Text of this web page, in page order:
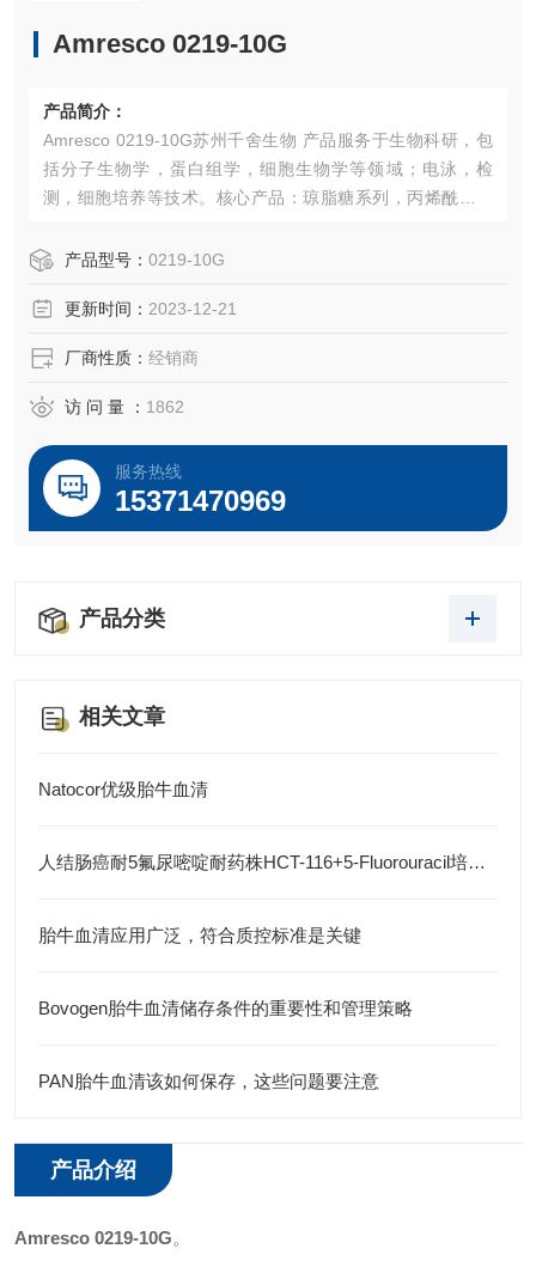
Amresco 0219-10G
产品简介：
Amresco 0219-10G苏州千舍生物 产品服务于生物科研，包
括分子生物学，蛋白组学，细胞生物学等领域；电泳，检
测，细胞培养等技术。核心产品：琼脂糖系列，丙烯酰胺系
等（蛋白酶 K,IPTG,X-gal）
产品型号： 0219-10G
更新时间： 2023-12-21
厂商性质： 经销商
访 问 量 ： 1862
服务热线
15371470969
产品分类
相关文章
Natocor优级胎牛血清
人结肠癌耐5氟尿嘧啶耐药株HCT-116+5-Fluorouracil培养说明
胎牛血清应用广泛，符合质控标准是关键
Bovogen胎牛血清储存条件的重要性和管理策略
PAN胎牛血清该如何保存，这些问题要注意
产品介绍
Amresco 0219-10G。